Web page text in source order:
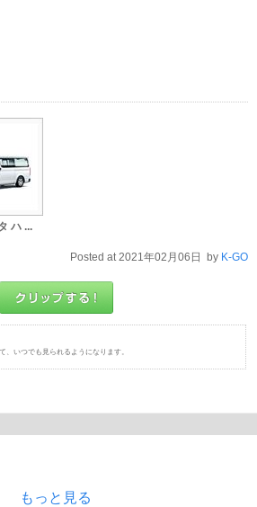
ハ ...
Posted at 2021年02月06日 by K-GO
、いつでも見られるようになります。
もっと見る